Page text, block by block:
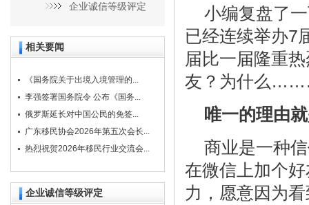
企业诚信等级评定
相关要闻
《国务院关于出境入境管理的...
李强签署国务院令 公布《国务...
俄罗斯延长对中国公民的免签...
广东移民协会2026年第五次会长...
热烈祝贺2026年移民行业交流会...
企业诚信等级评定
小编复盘了一
已经连续举办7
届比一届隆重
友？为什么
唯一的理由
商业是一种信
在微信上加个
力，愿意因为